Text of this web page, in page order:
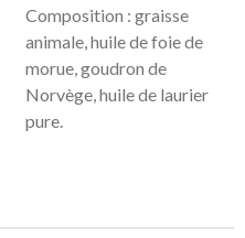
Composition : graisse
animale, huile de foie de
morue, goudron de
Norvège, huile de laurier
pure.